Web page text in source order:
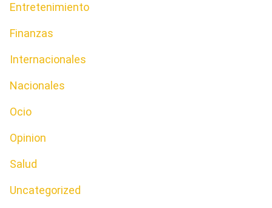
Entretenimiento
Finanzas
Internacionales
Nacionales
Ocio
Opinion
Salud
Uncategorized